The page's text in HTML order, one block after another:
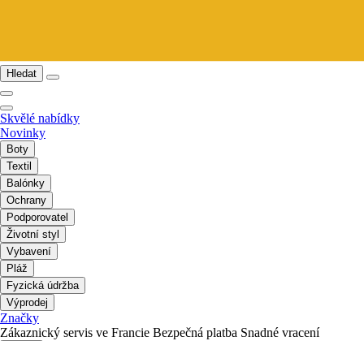
Hledat
Skvělé nabídky
Novinky
Boty
Textil
Balónky
Ochrany
Podporovatel
Životní styl
Vybavení
Pláž
Fyzická údržba
Výprodej
Značky
Zákaznický servis ve Francie Bezpečná platba Snadné vracení